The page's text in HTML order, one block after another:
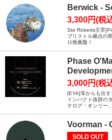
Berwick -
3,300円(税
Ste Roberts主宰
ブリストル拠点の
ロ推薦盤！
Phase
3,000円(税
[EYA]等からも出す
インパクト抜群の
ナログ・オンリー。
Voorman -
SOLD OUT